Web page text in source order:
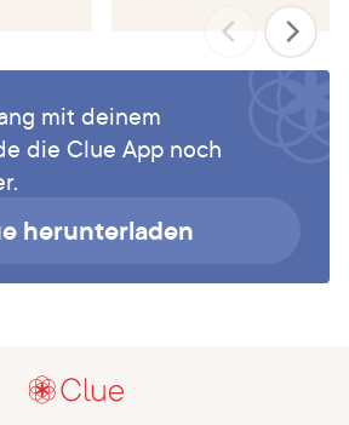
mit deinem
die Clue App noch
herunterladen